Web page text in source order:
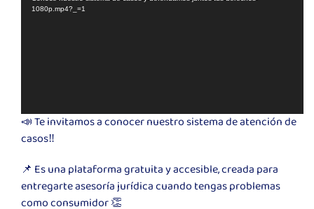
1080p.mp4?_=1
📣 Te invitamos a conocer nuestro sistema de atención de
casos‼️
📌 Es una plataforma gratuita y accesible, creada para
entregarte asesoría jurídica cuando tengas problemas
como consumidor 👏